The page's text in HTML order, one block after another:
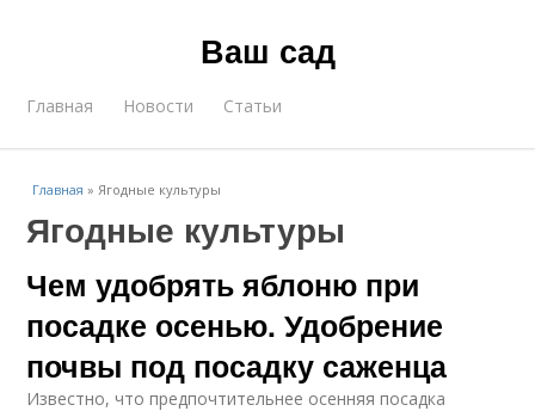
Ваш сад
Главная Новости Статьи
Главная »Ягодные культуры
Ягодные культуры
Чем удобрять яблоню при
посадке осенью. Удобрение
почвы под посадку саженца
Известно, что предпочтительнее осенняя посадка